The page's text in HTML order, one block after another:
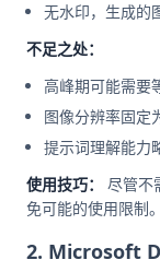
无水印，生成的
不足之处：
高峰期可能需要
图像分辨率固定
提示词理解能力
使用技巧：
尽管不
免可能的使用限制
2. Microsoft